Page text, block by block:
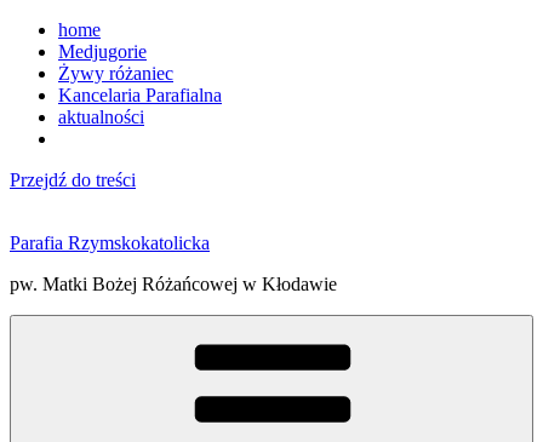
home
Medjugorie
Żywy różaniec
Kancelaria Parafialna
aktualności
Przejdź do treści
Parafia Rzymskokatolicka
pw. Matki Bożej Różańcowej w Kłodawie